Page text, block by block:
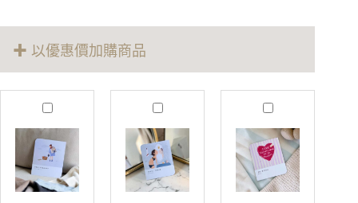
環
數
✚ 以優惠價加購商品
M
r
T
h
a
J
s
t
B
e
Y
T
u
s
t
｜